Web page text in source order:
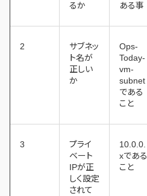
るか
ある事
2
サブネッ
ト名が
正しい
か
Ops-
Today-
vm-
subnet
である
こと
3
プライ
ベート
IPが正
しく設定
されて
10.0.0.
xである
こと